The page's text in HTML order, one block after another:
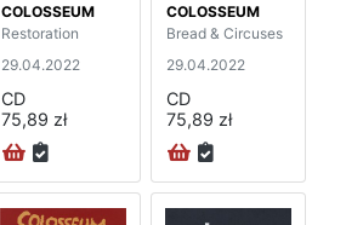
COLOSSEUM
Restoration
29.04.2022
CD
75,89 zł
COLOSSEUM
Bread & Circuses
29.04.2022
CD
75,89 zł